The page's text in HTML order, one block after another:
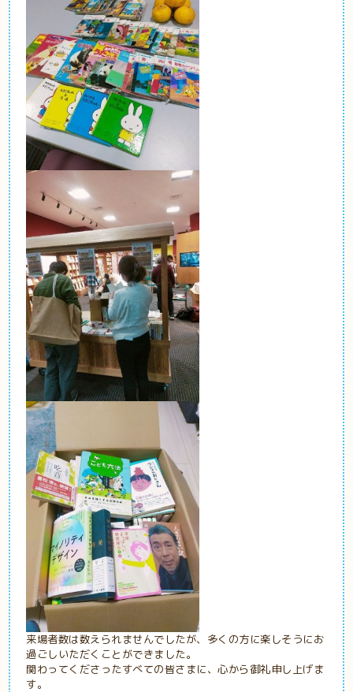
来場者数は数えられませんでしたが、多くの方に楽しそうにお
過ごしいただくことができました。
関わってくださったすべての皆さまに、心から御礼申し上げま
す。